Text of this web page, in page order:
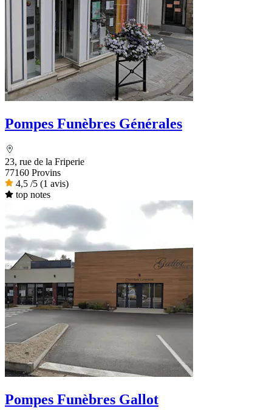
Pompes Funèbres Générales
23, rue de la Friperie
77160 Provins
4,5 /5 (1 avis)
top notes
Pompes Funèbres Gallot